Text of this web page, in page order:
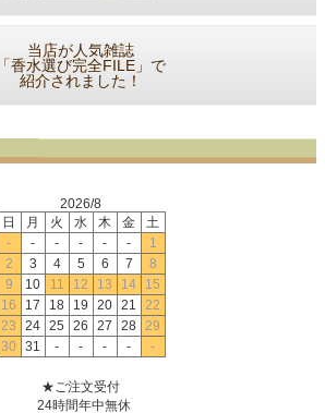
当店が人気雑誌
「香水選び完全FILE」で
紹介されました！
2026/8
日
月 火 水 木 金
土
-
- - - - -
1
2
3 4 5 6 7
8
9
10 11 12 13 14
15
16
17 18 19 20 21
22
23
24 25 26 27 28
29
30
31 - - - - -
★ご注文受付
24時間年中無休